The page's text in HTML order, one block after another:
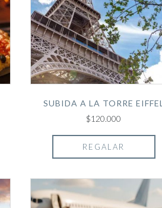
SUBIDA A LA TORRE EIFFEL
$120.000
REGALAR